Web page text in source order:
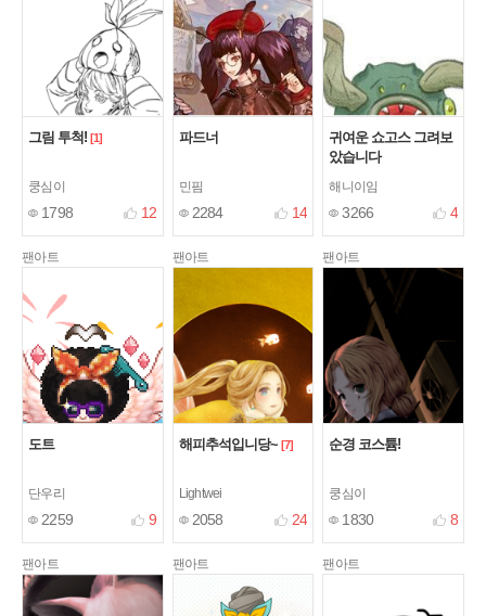
그림 투척! [1]
쿵심이
1798 12
파드너
민핌
2284 14
귀여운 쇼고스 그려보
았습니다
해니이임
3266 4
팬아트
도트
단우리
2259 9
팬아트
해피추석입니당~ [7]
Lightwei
2058 24
팬아트
순경 코스튬!
쿵심이
1830 8
팬아트 팬아트 팬아트